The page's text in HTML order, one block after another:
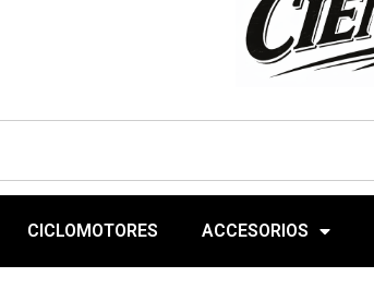
CICLOMOTORES ACCESORIOS